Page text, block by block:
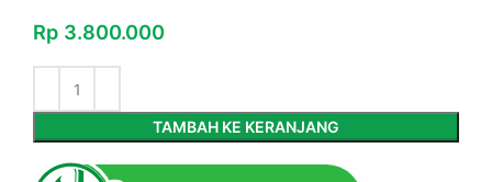
Rp 3.800.000
TAMBAH KE KERANJANG